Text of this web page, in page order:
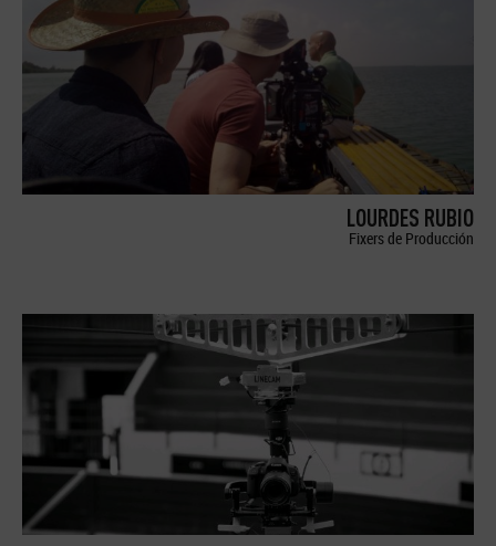
LOURDES RUBIO
Fixers de Producción